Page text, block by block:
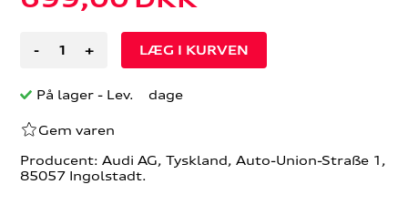
- +
På lager- Lev. dage
Gem varen
Producent: Audi AG, Tyskland, Auto-Union-Straße 1,
85057 Ingolstadt.